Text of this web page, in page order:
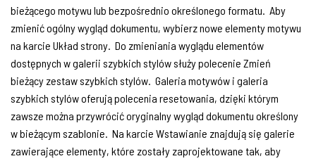
bieżącego motywu lub bezpośrednio określonego formatu. Aby
zmienić ogólny wygląd dokumentu, wybierz nowe elementy motywu
na karcie Układ strony. Do zmieniania wyglądu elementów
dostępnych w galerii szybkich stylów służy polecenie Zmień
bieżący zestaw szybkich stylów. Galeria motywów i galeria
szybkich stylów oferują polecenia resetowania, dzięki którym
zawsze można przywrócić oryginalny wygląd dokumentu określony
w bieżącym szablonie. Na karcie Wstawianie znajdują się galerie
zawierające elementy, które zostały zaprojektowane tak, aby